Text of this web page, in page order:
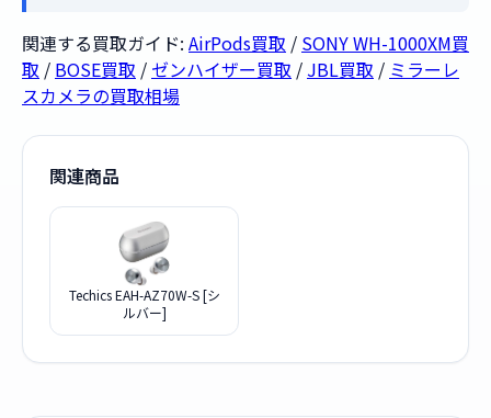
関連する買取ガイド: AirPods買取 / SONY WH-1000XM買
取 / BOSE買取 / ゼンハイザー買取 / JBL買取 / ミラーレ
スカメラの買取相場
関連商品
Techics EAH-AZ70W-S [シ
ルバー]